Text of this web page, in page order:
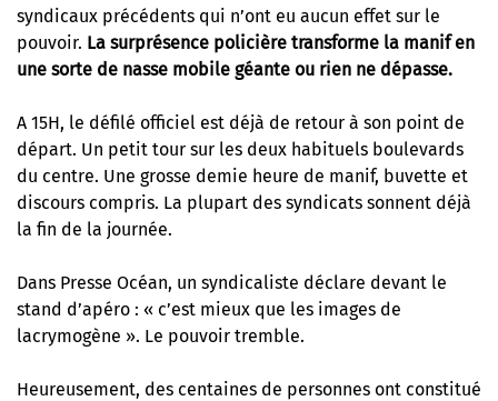
syndicaux précédents qui n’ont eu aucun effet sur le
pouvoir. La surprésence policière transforme la manif en
une sorte de nasse mobile géante ou rien ne dépasse.
A 15H, le défilé officiel est déjà de retour à son point de
départ. Un petit tour sur les deux habituels boulevards
du centre. Une grosse demie heure de manif, buvette et
discours compris. La plupart des syndicats sonnent déjà
la fin de la journée.
Dans Presse Océan, un syndicaliste déclare devant le
stand d’apéro : « c’est mieux que les images de
lacrymogène ». Le pouvoir tremble.
Heureusement, des centaines de personnes ont constitué